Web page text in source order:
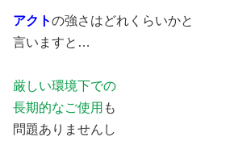
アクトの強さはどれくらいかと
言いますと…
厳しい環境下での
長期的なご使用 も
問題ありませんし